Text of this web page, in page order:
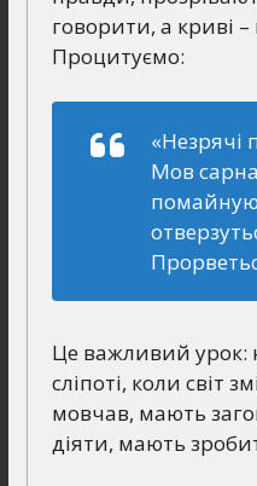
говорити, а криві
Процитуємо:
«Незрячі
Мов
Це важливий
сліпоті, коли світ
мовчав, мають
діяти, мають